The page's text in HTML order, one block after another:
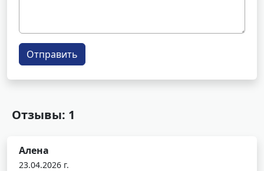
Отправить
Отзывы: 1
Алена
23.04.2026 г.